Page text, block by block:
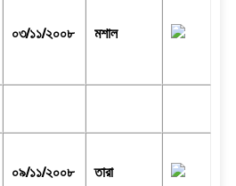
০৩/১১/২০০৮ মশাল
০৯/১১/২০০৮ তারা